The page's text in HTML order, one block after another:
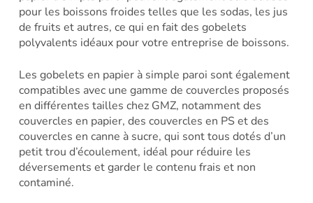
pour les boissons froides telles que les sodas, les jus
de fruits et autres, ce qui en fait des gobelets
polyvalents idéaux pour votre entreprise de boissons.
Les gobelets en papier à simple paroi sont également
compatibles avec une gamme de couvercles proposés
en différentes tailles chez GMZ, notamment des
couvercles en papier, des couvercles en PS et des
couvercles en canne à sucre, qui sont tous dotés d’un
petit trou d’écoulement, idéal pour réduire les
déversements et garder le contenu frais et non
contaminé.